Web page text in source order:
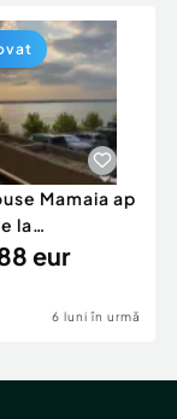
Mamaia ap
la
Mega
eur
6 luni în urmă